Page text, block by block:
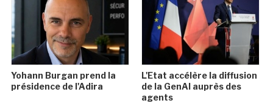
Yohann Burgan prend la
présidence de l'Adira
L'Etat accélère la diffusion
de la GenAI auprès des
agents